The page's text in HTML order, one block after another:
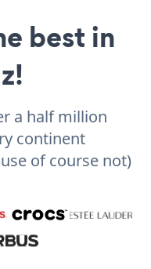
best in
a half million
continent
of course not)